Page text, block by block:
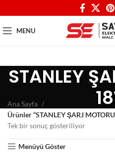
MENU
STANLEY
Ana Sayfa
Ürünler “STANLEY ŞARJ
Tek bir sonuç gösteriliyor
Menüyü Göster